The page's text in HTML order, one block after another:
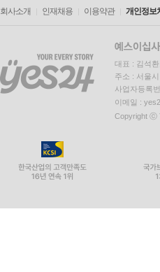
회사소개 인재채용 이용약관 개인정보
대표 : 김석
주소 : 서울
사업자등록
이메일 :
Copyright ⓒ